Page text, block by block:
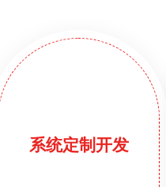
系统定制开发